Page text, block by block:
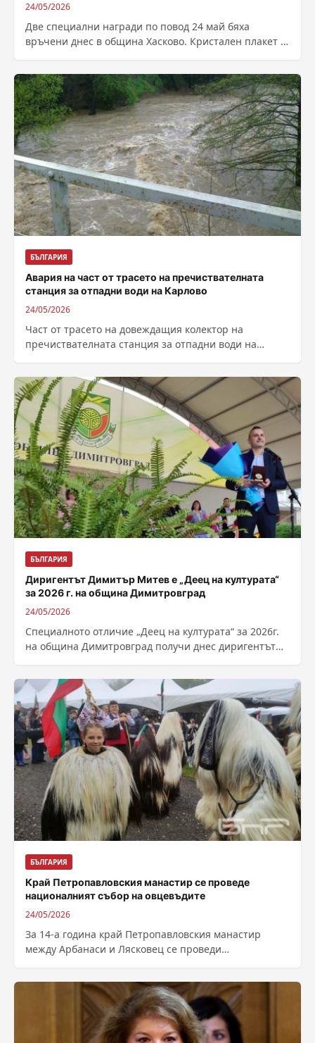
24/05/2026
Две специални награди по повод 24 май бяха
връчени днес в община Хасково. Кристален плакет и
БЪЛГАРИЯ
Авария на част от трасето на пречиствателната
станция за отпадни води на Карлово
24/05/2026
Част от трасето на довеждащия колектор на
пречиствателната станция за отпадни води на
БЪЛГАРИЯ
Диригентът Димитър Митев е „Деец на културата“
за 2026 г. на община Димитровград
24/05/2026
Специалното отличие „Деец на културата“ за 2026г.
на община Димитровград получи днес диригентът
Отличени бяха...
БЪЛГАРИЯ
Край Петропавловския манастир се проведе
националният събор на овцевъдите
24/05/2026
За 14-а година край Петропавловския манастир
между Арбанаси и Лясковец се проведи